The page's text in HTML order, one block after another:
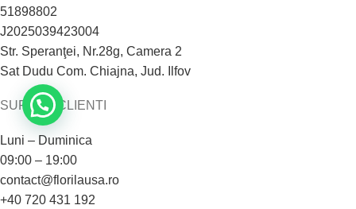
51898802
J2025039423004
Str. Speranţei, Nr.28g, Camera 2
Sat Dudu Com. Chiajna, Jud. Ilfov
SUPORT CLIENTI
Luni – Duminica
09:00 – 19:00
contact@florilausa.ro
+40 720 431 192